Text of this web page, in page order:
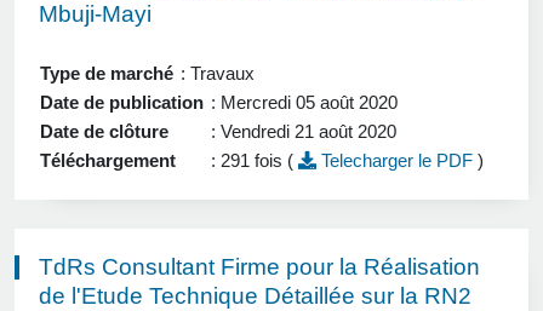
Mbuji-Mayi
Type de marché : Travaux
Date de publication : Mercredi 05 août 2020
Date de clôture
: Vendredi 21 août 2020
Téléchargement
: 291 fois ( Telecharger le PDF )
TdRs Consultant Firme pour la Réalisation
de l'Etude Technique Détaillée sur la RN2